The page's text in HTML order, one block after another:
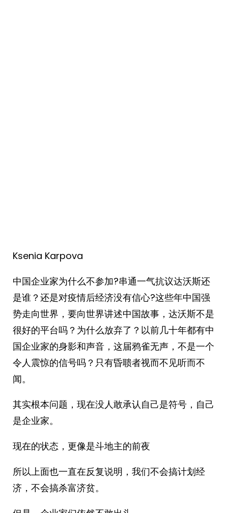
Ksenia Karpova ​​​
中国企业家为什么不参加?串通一气抗议达沃斯还
是谁？还是对疫情后经济没有信心?这些年中国强
势走向世界，要向世界讲述中国故事，达沃斯不是
很好的平台吗？为什么放弃了？以前几十年都有中
国企业家的身影和声音，这届鸦雀无声，不是一个
令人震惊的信号吗？只有昏聩者视而不见听而不
闻。 ​​​
其实根本问题，现在没人敢承认自己是符号，自己
是企业家。
现在的状态，更像是斗地主的前夜
所以上面也一直在反复说明，我们不会搞计划经
济，不会搞杀富济贫。